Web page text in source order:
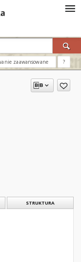
zaawansowane ?
STRUKTURA